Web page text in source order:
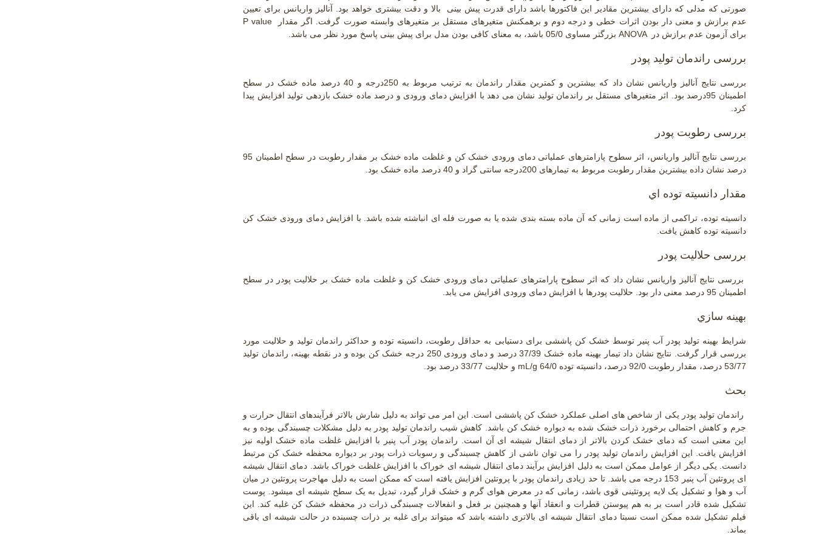
صورتی که مدلی که دارای بیشترین مقادیر این فاکتورها باشد دارای قدرت پیش بینی بالا و دقت بیشتری خواهد بود. آنالیز واریانس برای تعیین
عدم برازش و معنی دار بودن اثرات خطی و درجه دوم و برهمکنش متغیرهای مستقل بر متغیرهای وابسته صورت گرفت. اگر مقدار P value
برای آزمون عدم برازش در
ANOVA بزرگتر مساوی 05/0 باشد، به معنای کافی بودن مدل برای پیش بینی پاسخ مورد نظر می باشد.
بررسی راندمان تولید پودر
بررسی نتایج آنالیز واریانس نشان داد که بیشترین و کمترین مقدار راندمان به ترتیب مربوط به 250درجه و 40 درصد ماده خشک در سطح
اطمینان 95درصد بود. اثر متغیرهای مستقل بر راندمان تولید نشان می دهد با افزایش دمای ورودی و درصد ماده خشک بازدهی تولید افزایش پیدا
کرد
بررسی رطوبت پودر
بررسی نتایج آنالیز واریانس، اثر سطوح پارامترهای عملیاتی دمای ورودی خشک کن و غلظت ماده خشک بر مقدار رطوبت در سطح اطمینان 95
درصد نشان داده بیشترین مقدار رطوبت مربوط به تیمارهای 200درجه سانتی گراد و 40 درصد ماده خشک بود
مقدار دانسیته توده اي
دانسیته توده، تراکمی از ماده است زمانی که آن ماده بسته بندی شده یا به صورت فله ای انباشته شده باشد. با افزایش دمای ورودی خشک کن
دانسیته توده کاهش یافت
بررسی حلالیت پودر
بررسی نتایج آنالیز واریانس نشان داد که اثر سطوح پارامترهای عملیاتی دمای ورودی خشک کن و غلظت ماده خشک بر حلالیت پودر در سطح
اطمینان 95 درصد معنی دار بود. حلالیت پودرها با افزایش دمای ورودی افزایش می یابد
بهینه سازي
شرایط بهینه تولید پودر آب پنیر توسط خشک کن پاششی برای دستیابی به حداقل رطوبت، دانسیته توده و حداکثر راندمان تولید و حلالیت مورد
بررسی قرار گرفت. نتایج نشان داد تیمار بهینه ماده خشک 37/39 درصد و دمای ورودی 250 درجه خشک کن بوده و در نقطه بهینه، راندمان تولید
53/77 درصد، مقدار رطوبت 92/0 درصد، دانسیته توده
mL/g 64/0 و حلالیت 33/77 درصد بود
بحث
راندمان تولید پودر یکی از شاخص های اصلی عملکرد خشک کن پاششی است. این امر می تواند به دلیل شارش بالاتر فرآیندهای انتقال حرارت و
جرم و کاهش احتمالی برخورد ذرات خشک شده به دیواره خشک کن باشد. کاهش شیب راندمان تولید پودر به دلیل مشکلات چسبندگی بوده و به
این معنی است که دمای خشک کردن بالاتر از دمای انتقال شیشه ای آن است. راندمان پودر آب پنیر با افزایش غلظت ماده خشک اولیه نیز
افزایش یافت. این افزایش راندمان تولید پودر را می توان ناشی از کاهش چسبندگی و رسوبات ذرات پودر بر دیواره محفظه خشک کن مرتبط
دانست. یکی دیگر از عوامل ممکن است به دلیل افزایش برآیند دمای انتقال شیشه ای خوراک با افزایش غلظت خوراک باشد. دمای انتقال شیشه
ای پروتئین آب پنیر 153 درجه می باشد. تا حد زیادی راندمان پودر با پروتئین افزایش یافته است که ممکن است به دلیل مهاجرت پروتئین در میان
آب و هوا و تشکیل یک لایه پروتئینی قوی باشد، زمانی که در معرض هوای گرم و خشک قرار گیرد، تبدیل به یک سطح شیشه ای میشود. پوست
تشکیل شده قادر است بر به هم پیوستن قطرات و انعقاد آنها و همچنین بر فعل و انفعالات چسبندگی ذرات در محفظه خشک کن غلبه کند. این
فیلم تشکیل شده ممکن است نسبتا دمای انتقال شیشه ای بالاتری داشته باشد که میتواند برای غلبه بر ذرات چسبنده در حالت شیشه ای باقی
بماند.